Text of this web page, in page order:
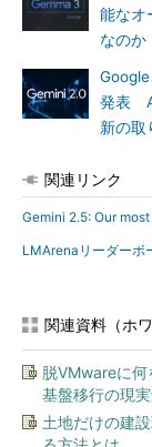
能なオ
なのか
発表
新の取
関連リンク
Gemini 2.5: Our
LMArenaリーダーボ
関連資料（ホ
脱VMwareに
基盤移行の現
土地だけの建